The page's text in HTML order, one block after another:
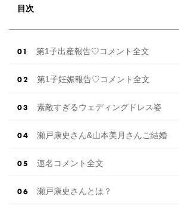
目次
第1子出産報告♡コメント全文
第1子妊娠報告♡コメント全文
素敵すぎるウェディングドレス姿
瀬戸康史さん&山本美月さんご結婚
連名コメント全文
瀬戸康史さんとは？